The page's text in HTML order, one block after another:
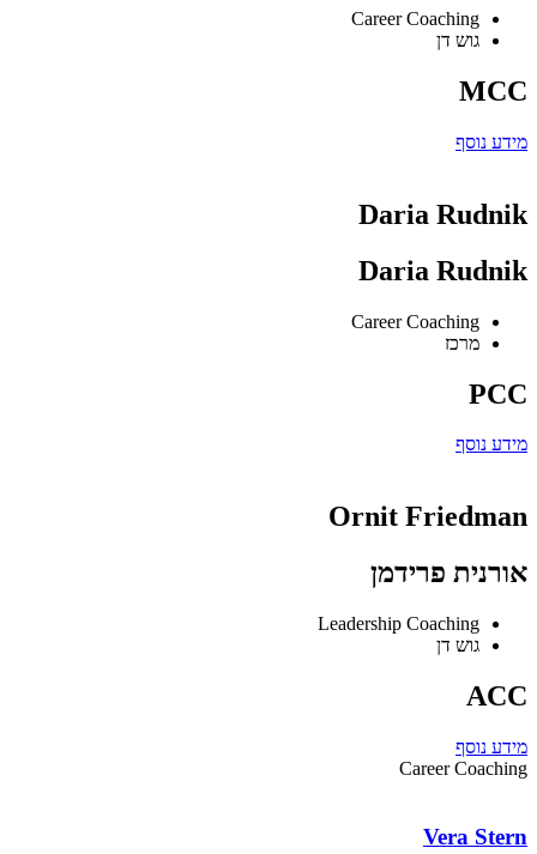
Career Coaching
גוש דן
MCC
מידע נוסף
Daria Rudnik
Daria Rudnik
Career Coaching
מרכז
PCC
מידע נוסף
Ornit Friedman
אורנית פרידמן
Leadership Coaching
גוש דן
ACC
מידע נוסף
Career Coaching
Vera Stern